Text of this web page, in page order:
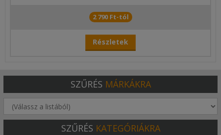
2 790 Ft-tól
Részletek
SZŰRÉS MÁRKÁKRA
SZŰRÉS KATEGÓRIÁKRA